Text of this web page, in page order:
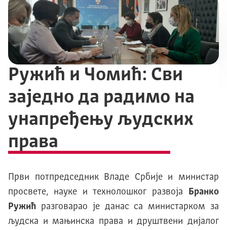
Ружић и Чомић: Сви
заједно да радимо на
унапређењу људских
права
Први потпредседник Владе Србије и министар
просвете, науке и технолошког развоја Бранко
Ружић разговарао је данас са министарком за
људска и мањинска права и друштвени дијалог